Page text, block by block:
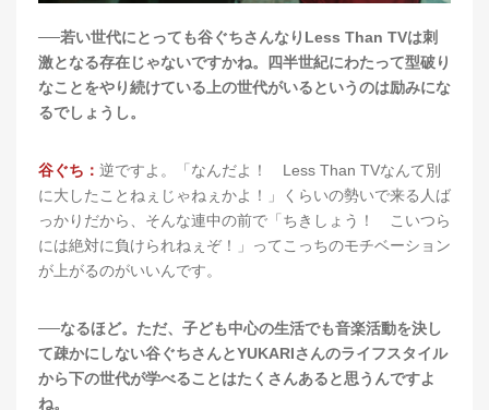
──若い世代にとっても谷ぐちさんなりLess Than TVは刺
激となる存在じゃないですかね。四半世紀にわたって型破り
なことをやり続けている上の世代がいるというのは励みにな
るでしょうし。
谷ぐち： 逆ですよ。「なんだよ！ Less Than TVなんて別
に大したことねぇじゃねぇかよ！」くらいの勢いで来る人ば
っかりだから、そんな連中の前で「ちきしょう！ こいつら
には絶対に負けられねぇぞ！」ってこっちのモチベーション
が上がるのがいいんです。
──なるほど。ただ、子ども中心の生活でも音楽活動を決し
て疎かにしない谷ぐちさんとYUKARIさんのライフスタイル
から下の世代が学べることはたくさんあると思うんですよ
ね。